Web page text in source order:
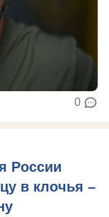
0
России
в клочья –